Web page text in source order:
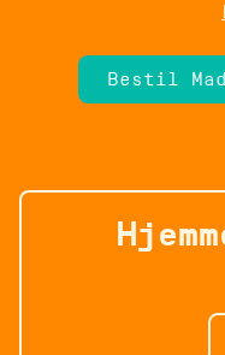
et oplagt
eller leder
få noget
et sted, hvor
nyde et måltid
kommer fra
Francisco, hvor
Bestil Mad